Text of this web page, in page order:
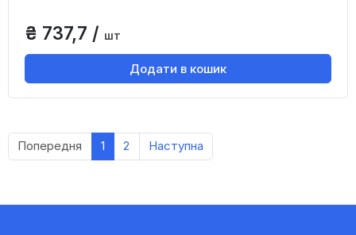
₴ 737,7 / шт
Додати в кошик
Попередня 1 2 Наступна